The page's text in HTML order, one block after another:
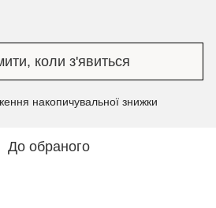
коли з'явиться
накопичувальної знижки
До обраного